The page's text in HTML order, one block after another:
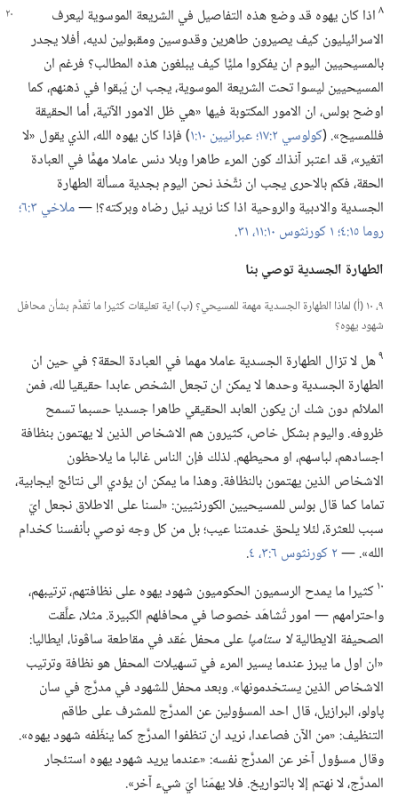
٨اذا كان يهوه قد وضع هذه التفاصيل في الشريعة الموسوية ليعرف
الاسرائيليون كيف يصيرون طاهرين وقدوسين ومقبولين لديه،‏ أفلا يجدر
بالمسيحيين اليوم ان يفكروا مليًّا كيف يبلغون هذه المطالب؟‏ فرغم ان
المسيحيين ليسوا تحت الشريعة الموسوية،‏ يجب ان يُبقوا في ذهنهم،‏ كما
اوضح بولس،‏ ان الامور المكتوبة فيها «هي ظل الامور الآتية،‏ أما الحقيقة
فللمسيح».‏ (‏كولوسي ٢:‏١٧؛‏ عبرانيين ١٠:‏١
‏)‏ فإذا كان يهوه الله،‏ الذي يقول «لا
اتغير»،‏ قد اعتبر آنذاك كون المرء طاهرا وبلا دنس عاملا مهمًّا في العبادة
الحقة،‏ فكم بالاحرى يجب ان نتَّخذ نحن اليوم بجدية مسألة الطهارة
الجسدية والادبية والروحية اذا كنا نريد نيل رضاه وبركته؟‏!‏ —‏ملاخي ٣:‏٦؛‏
روما ١٥:‏٤؛‏
‏.‏
الطهارة الجسدية توصي بنا
٩،‏ ١٠ (‏أ)‏ لماذا الطهارة الجسدية مهمة للمسيحي؟‏ (‏ب)‏ اية تعليقات كثيرا ما تُقدَّم بشأن محافل
شهود يهوه؟‏
٩هل لا تزال الطهارة الجسدية عاملا مهما في العبادة الحقة؟‏ في حين ان
الطهارة الجسدية وحدها لا يمكن ان تجعل الشخص عابدا حقيقيا لله،‏ فمن
الملائم دون شك ان يكون العابد الحقيقي طاهرا جسديا حسبما تسمح
ظروفه.‏ واليوم بشكل خاص،‏ كثيرون هم الاشخاص الذين لا يهتمون بنظافة
اجسادهم،‏ لباسهم،‏ او محيطهم.‏ لذلك فإن الناس غالبا ما يلاحظون
الاشخاص الذين يهتمون بالنظافة.‏ وهذا ما يمكن ان يؤدي الى نتائج ايجابية،‏
تماما كما قال بولس للمسيحيين الكورنثيين:‏ «لسنا على الاطلاق نجعل ايّ
سبب للعثرة،‏ لئلا يلحق خدمتنا عيب؛‏ بل من كل وجه نوصي بأنفسنا كخدام
الله».‏ —‏٢ كورنثوس ٦:‏٣،‏ ٤ ‏.‏
١٠كثيرا ما يمدح الرسميون الحكوميون شهود يهوه على نظافتهم،‏ ترتيبهم،‏
واحترامهم —‏ امور تُشاهَد خصوصا في محافلهم الكبيرة.‏ مثلا،‏ علَّقت
الصحيفة الايطاليةلا ستامپا على محفل عُقد في مقاطعة ساڤونا،‏ ايطاليا:‏
«ان اول ما يبرز عندما يسير المرء في تسهيلات المحفل هو نظافة وترتيب
الاشخاص الذين يستخدمونها».‏ وبعد محفل للشهود في مدرَّج في سان
پاولو،‏ البرازيل،‏ قال احد المسؤولين عن المدرَّج للمشرف على طاقم
التنظيف:‏ «من الآن فصاعدا،‏ نريد ان تنظفوا المدرَّج كما ينظّفه شهود يهوه».‏
وقال مسؤول آخر عن المدرَّج نفسه:‏ «عندما يريد شهود يهوه استئجار
المدرَّج،‏ لا نهتم إلا بالتواريخ.‏ فلا يهمّنا ايّ شيء آخر».‏